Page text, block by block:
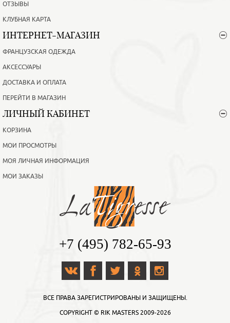
ОТЗЫВЫ
КЛУБНАЯ КАРТА
ИНТЕРНЕТ-МАГАЗИН
ФРАНЦУЗСКАЯ ОДЕЖДА
АКСЕССУАРЫ
ДОСТАВКА И ОПЛАТА
ПЕРЕЙТИ В МАГАЗИН
ЛИЧНЫЙ КАБИНЕТ
КОРЗИНА
МОИ ПРОСМОТРЫ
МОЯ ЛИЧНАЯ ИНФОРМАЦИЯ
МОИ ЗАКАЗЫ
+7 (495) 782-65-93
ВСЕ ПРАВА ЗАРЕГИСТРИРОВАНЫ И ЗАЩИЩЕНЫ.
COPYRIGHT © RIK MASTERS2009-2026